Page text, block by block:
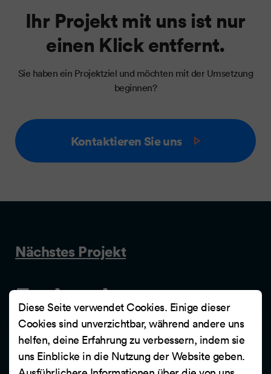
Ihr Projekt mit uns ist nur
einen Klick entfernt.
Sie haben ein Projektziel und möchten mit der Umsetzung
beginnen?
Kontaktieren Sie uns
Nächstes Projekt
Forlagshuset
Einer der grössten norwegischen Verlage.
Forlagshuset ist der alleinige Eigentümer von
Haugenbok - der ersten Online-Buchhandlung in
Diese Seite verwendet Cookies. Einige dieser
Cookies sind unverzichtbar, während andere uns
helfen, deine Erfahrung zu verbessern, indem sie
uns Einblicke in die Nutzung der Website geben.